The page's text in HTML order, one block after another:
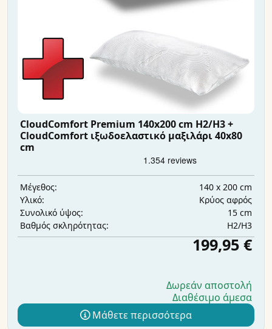
CloudComfort Premium 140x200 cm H2/H3 +
CloudComfort ιξωδοελαστικό μαξιλάρι 40x80
cm
Μέγεθος:
140 x 200 cm
Υλικό:
Κρύος αφρός
Συνολικό ύψος:
15 cm
Βαθμός σκληρότητας:
H2/H3
199,95 €
Δωρεάν αποστολή
Διαθέσιμο άμεσα
Μάθετε περισσότερα